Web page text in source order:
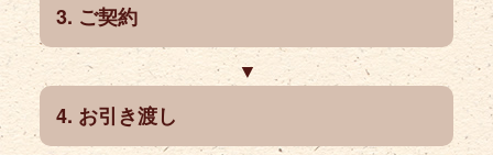
ご契約
お引き渡し